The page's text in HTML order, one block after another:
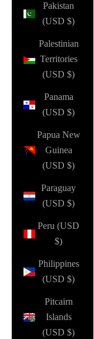
Pakistan
(USD $)
Palestinian
Territories
(USD $)
Panama
(USD $)
Papua New
Guinea
(USD $)
Paraguay
(USD $)
Peru (USD
$)
Philippines
(USD $)
Pitcairn
Islands
(USD $)